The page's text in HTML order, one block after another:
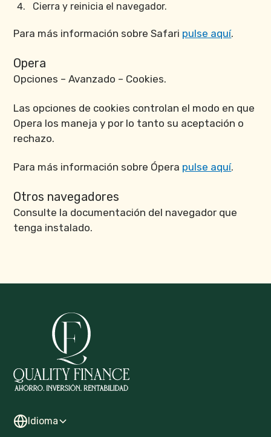
Cierra y reinicia el navegador.
Para más información sobre Safari pulse aquí.
Opera
Opciones – Avanzado – Cookies.
Las opciones de cookies controlan el modo en que
Opera los maneja y por lo tanto su aceptación o
rechazo.
Para más información sobre Ópera pulse aquí.
Otros navegadores
Consulte la documentación del navegador que
tenga instalado.
Idioma